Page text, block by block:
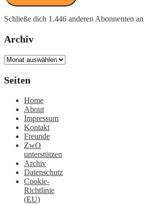
Schließe dich 1.446 anderen Abonnenten an
Archiv
Archiv
Seiten
Home
About
Impressum
Kontakt
Freunde
ZwO
unterstützen
Archiv
Datenschutz
Cookie-
Richtlinie
(EU)